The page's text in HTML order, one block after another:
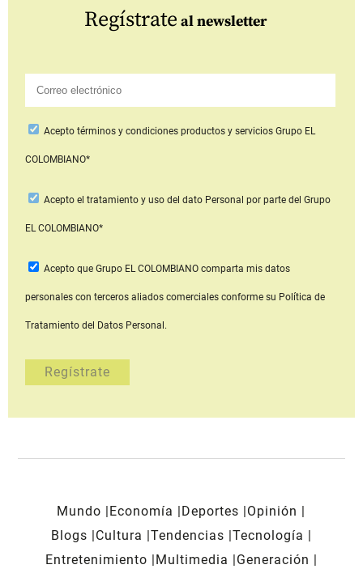
Regístrate al newsletter
Aceptotérminos y condiciones productos y serviciosGrupo EL
COLOMBIANO*
Acepto el tratamiento y uso del dato Personal por parte del Grupo
EL COLOMBIANO*
Acepto que Grupo EL COLOMBIANOcomparta mis datos
personales con terceros aliados comerciales conforme su Política de
Tratamiento del Datos Personal.
Mundo Economía Deportes
Opinión
Blogs
Cultura Tendencias Tecnología
Entretenimiento
Multimedia
Generación